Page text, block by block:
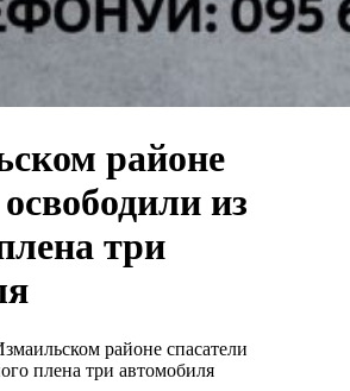
районе
из
три
районе спасатели
плена три автомобиля